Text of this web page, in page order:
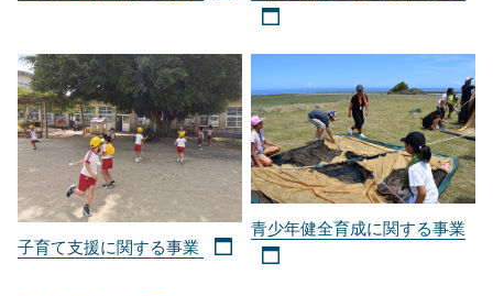
子育て支援に関する事業
青少年健全育成に関する事業